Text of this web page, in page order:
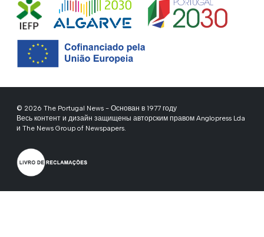
© 2026 The Portugal News - Основан в 1977 году
Весь контент и дизайн защищены авторским правом Anglopress Lda
и The News Group of Newspapers.